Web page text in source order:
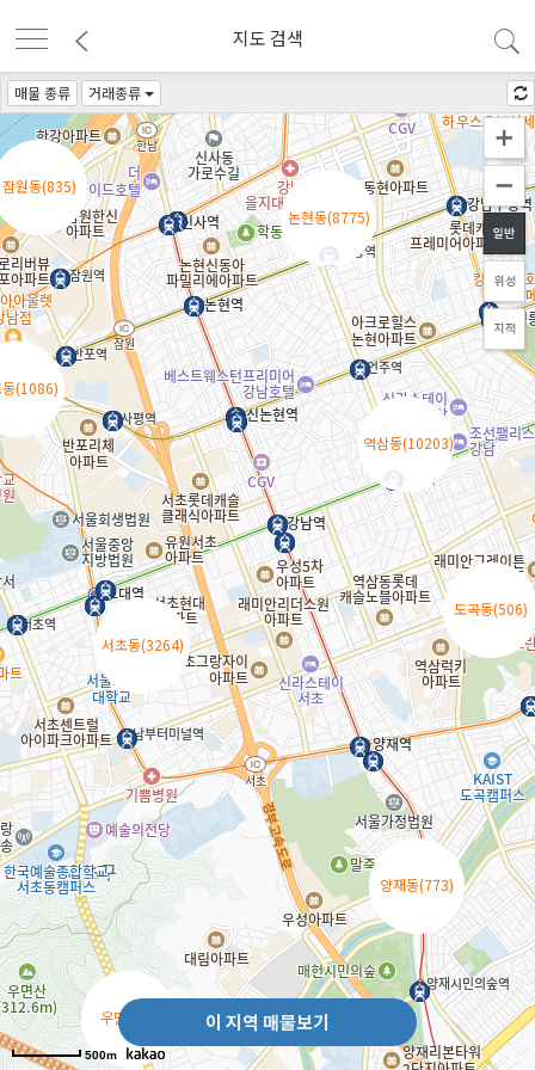
지도 검색
매물 종류 거래종류
논현동(8775)
도곡동(506)
역삼동(10203)
(1086)
서초동(3264)
양재동(773)
우면동(1)
잠원동(835)
논현동(8775)
도곡동(506)
역삼동(10203)
(1086)
서초동(3264)
양재동(773)
우면동(1)
잠원동(835)
500m
이 지역 매물보기